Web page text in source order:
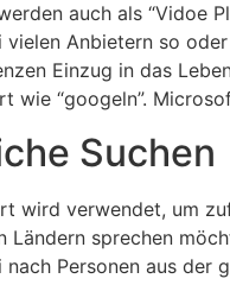
auch als “Vidoe
Anbietern so
Einzug in das
wie “googeln”.
Suchen
wird verwendet, um
Ländern sprechen
nach Personen aus der